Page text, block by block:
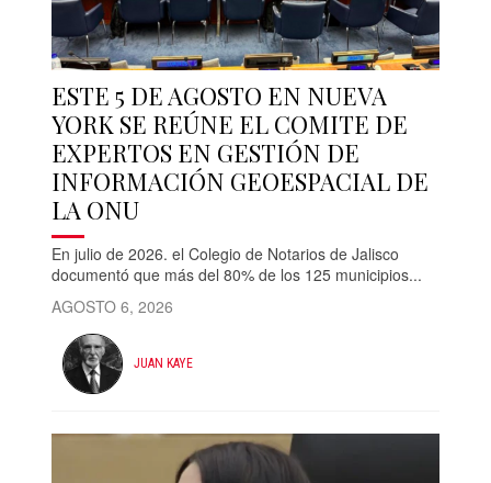
ESTE 5 DE AGOSTO EN NUEVA
YORK SE REÚNE EL COMITE DE
EXPERTOS EN GESTIÓN DE
INFORMACIÓN GEOESPACIAL DE
LA ONU
En julio de 2026. el Colegio de Notarios de Jalisco
documentó que más del 80% de los 125 municipios...
AGOSTO 6, 2026
JUAN KAYE